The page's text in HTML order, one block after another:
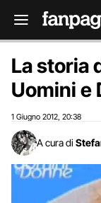
La storia
Uomini e
1 Giugno 2012 20:38
A cura di